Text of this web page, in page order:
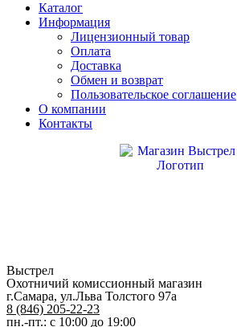
Каталог
Информация
Лицензионный товар
Оплата
Доставка
Обмен и возврат
Пользовательское соглашение
О компании
Контакты
Выстрел
Охотничий комиссионный магазин
г.Самара, ул.Льва Толстого 97а
8 (846) 205-22-23
пн.-пт.: с 10:00 до 19:00